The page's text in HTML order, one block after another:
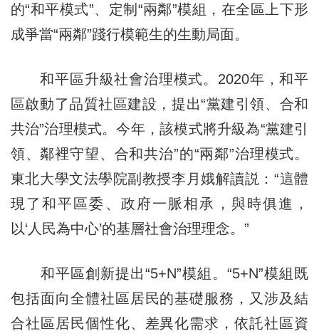
的“和平模式”、定制“兩鄰”模組，在全區上下形
成爭當“兩鄰”踐行模範生的生動局面。
和平區升級社會治理模式。2020年，和平
區啟動了品質社區建設，提出“黨建引領、合和
共治”治理模式。今年，該模式將升級為“黨建引
領、鄰裡守望、合和共治”的“兩鄰”治理模式。
東北大學文法學院副教授李月娥解讀説：“這體
現了和平區委、政府一脈相承，與時俱進，
以‘人民為中心’的基層社會治理理念。”
和平區創新提出“5+N”模組。“5+N”模組既
包括面向全體社區居民的基礎服務，又涉及結
合社區居民個性化、差異化需求，依託社區資